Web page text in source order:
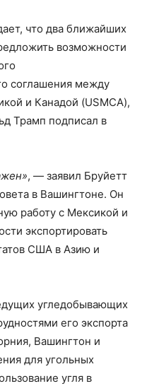
что два ближайших
возможности
соглашения между
и Канадой (USMCA),
Трамп подписал в
, — заявил Бруйетт
в Вашингтоне. Он
работу с Мексикой и
экспортировать
США в Азию и
угледобывающих
его экспорта
Вашингтон и
для угольных
угля в